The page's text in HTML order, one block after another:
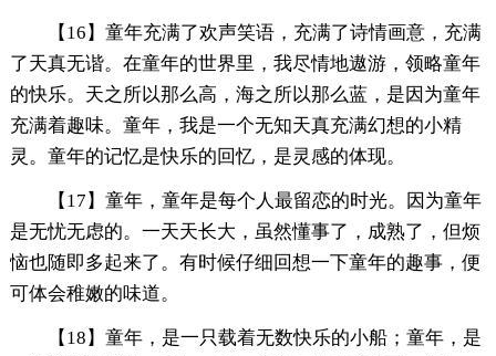
【16】童年充满了欢声笑语，充满了诗情画意，充满
了天真无谐。在童年的世界里，我尽情地遨游，领略童年
的快乐。天之所以那么高，海之所以那么蓝，是因为童年
充满着趣味。童年，我是一个无知天真充满幻想的小精
灵。童年的记忆是快乐的回忆，是灵感的体现。
【17】童年，童年是每个人最留恋的时光。因为童年
是无忧无虑的。一天天长大，虽然懂事了，成熟了，但烦
恼也随即多起来了。有时候仔细回想一下童年的趣事，便
可体会稚嫩的味道。
【18】童年，是一只载着无数快乐的小船；童年，是